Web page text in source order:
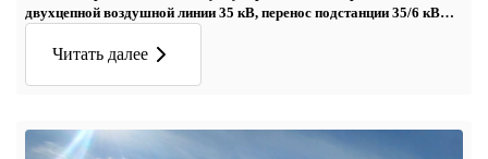
двухцепной воздушной линии 35 кВ, перенос подстанции 35/6 кВ
Читать далее